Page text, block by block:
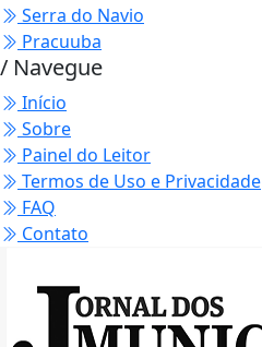
Serra do Navio
Pracuuba
/ Navegue
Início
Sobre
Painel do Leitor
Termos de Uso e Privacidade
FAQ
Contato